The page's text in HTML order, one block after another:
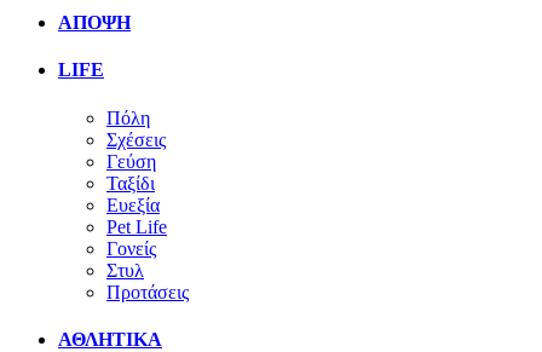
ΑΠΟΨΗ
LIFE
Πόλη
Σχέσεις
Γεύση
Ταξίδι
Ευεξία
Pet Life
Γονείς
Στυλ
Προτάσεις
ΑΘΛΗΤΙΚΑ